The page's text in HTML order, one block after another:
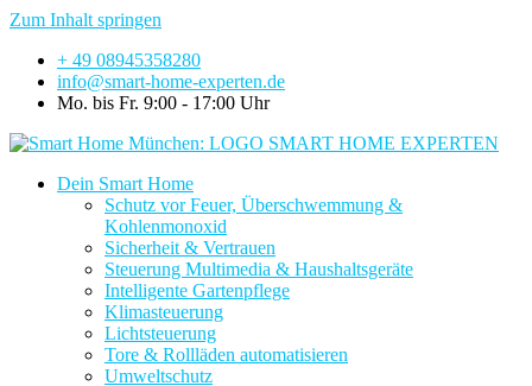
Zum Inhalt springen
+ 49 08945358280
info@smart-home-experten.de
Mo. bis Fr. 9:00 - 17:00 Uhr
Dein Smart Home
Schutz vor Feuer, Überschwemmung &
Kohlenmonoxid
Sicherheit & Vertrauen
Steuerung Multimedia & Haushaltsgeräte
Intelligente Gartenpflege
Klimasteuerung
Lichtsteuerung
Tore & Rollläden automatisieren
Umweltschutz